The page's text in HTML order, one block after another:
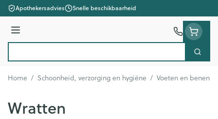
Ga naar de inhoud
Apothekersadvies Snelle beschikbaarheid
Menu
Zoek
Home / Schoonheid, verzorging en hygiëne / Voeten en benen
Wratten